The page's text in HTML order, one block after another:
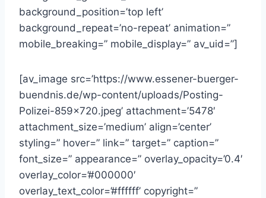
background_position=’top left’
background_repeat=’no-repeat’ animation=”
mobile_breaking=” mobile_display=” av_uid=”]
[av_image src=’https://www.essener-buerger-
buendnis.de/wp-content/uploads/Posting-
Polizei-859×720.jpeg’ attachment=’5478′
attachment_size=’medium’ align=’center’
styling=” hover=” link=” target=” caption=”
font_size=” appearance=” overlay_opacity=’0.4′
overlay_color=’#000000′
overlay_text_color=’#ffffff’ copyright=”